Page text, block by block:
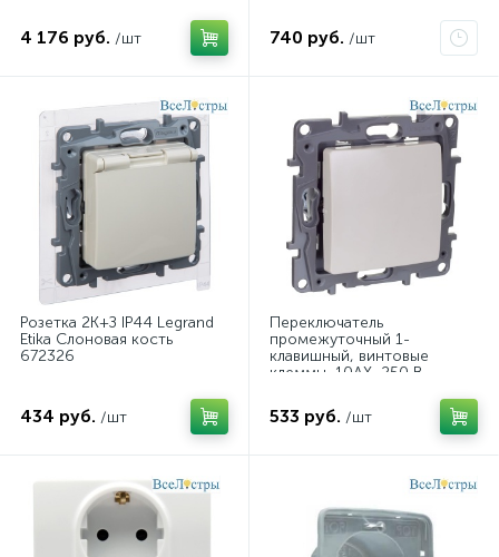
4 176 руб. /шт 740 руб. /шт
Розетка 2К+З IP44 Legrand
Etika Слоновая кость
672326
434 руб. /шт
Переключатель
промежуточный 1-
клавишный, винтовые
клеммы, 10AX, 250 В
кость 672349
533 руб. /шт